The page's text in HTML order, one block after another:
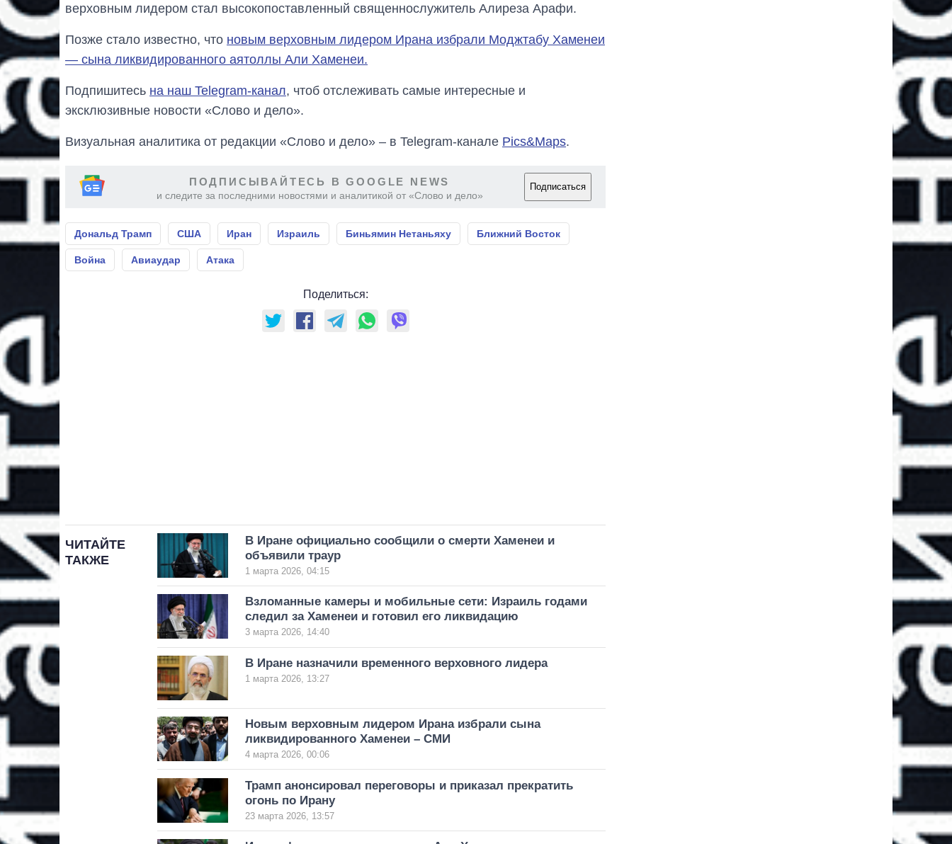
верховным лидером стал высокопоставленный священнослужитель Алиреза Арафи.
Позже стало известно, что новым верховным лидером Ирана избрали Моджтабу Хаменеи
— сына ликвидированного аятоллы Али Хаменеи.
Подпишитесь на наш Telegram-канал, чтоб отслеживать самые интересные и
эксклюзивные новости «Слово и дело».
Визуальная аналитика от редакции «Слово и дело» – в Telegram-канале Pics&Maps.
ПОДПИСЫВАЙТЕСЬ В GOOGLE NEWS
и следите за последними новостями и аналитикой от «Слово и дело»
Подписаться
Дональд Трамп США Иран Израиль Биньямин Нетаньяху Ближний Восток
Война Авиаудар Атака
Поделиться:
ЧИТАЙТЕ
ТАКЖЕ
В Иране официально сообщили о смерти Хаменеи и
объявили траур
1 марта 2026, 04:15
Взломанные камеры и мобильные сети: Израиль годами
следил за Хаменеи и готовил его ликвидацию
3 марта 2026, 14:40
В Иране назначили временного верховного лидера
1 марта 2026, 13:27
Новым верховным лидером Ирана избрали сына
ликвидированного Хаменеи – СМИ
4 марта 2026, 00:06
Трамп анонсировал переговоры и приказал прекратить
огонь по Ирану
23 марта 2026, 13:57